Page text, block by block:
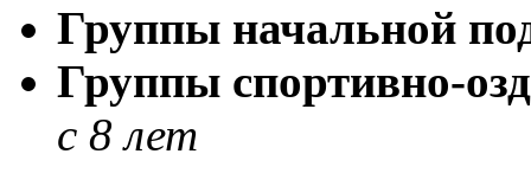
Группы начальной
Группы спортивно-
с 8 лет